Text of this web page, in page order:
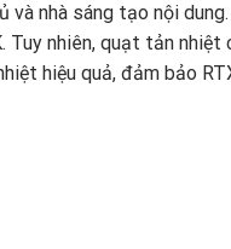
nhà sáng tạo nội
nhiên, quạt tản nhiệt
hiệu quả, đảm bảo